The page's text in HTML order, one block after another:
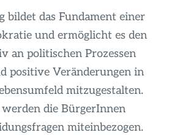
bildet das Fundament einer
und ermöglicht es den
an politischen Prozessen
positive Veränderungen in
mitzugestalten.
die BürgerInnen
miteinbezogen.